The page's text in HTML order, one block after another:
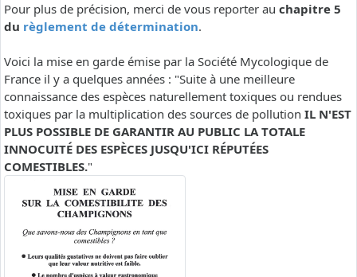
Pour plus de précision, merci de vous reporter au chapitre 5
du règlement de détermination.
Voici la mise en garde émise par la Société Mycologique de
France il y a quelques années : "Suite à une meilleure
connaissance des espèces naturellement toxiques ou rendues
toxiques par la multiplication des sources de pollution IL N'EST
PLUS POSSIBLE DE GARANTIR AU PUBLIC LA TOTALE
INNOCUITÉ DES ESPÈCES JUSQU'ICI RÉPUTÉES
COMESTIBLES."